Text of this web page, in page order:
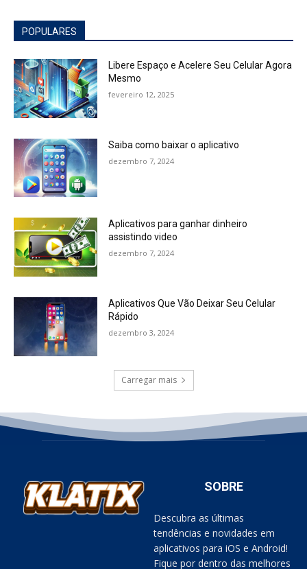
POPULARES
Libere Espaço e Acelere Seu Celular Agora
Mesmo
fevereiro 12, 2025
Saiba como baixar o aplicativo
dezembro 7, 2024
Aplicativos para ganhar dinheiro
assistindo video
dezembro 7, 2024
Aplicativos Que Vão Deixar Seu Celular
Rápido
dezembro 3, 2024
Carregar mais
SOBRE
Descubra as últimas
tendências e novidades em
aplicativos para iOS e Android!
Fique por dentro das melhores